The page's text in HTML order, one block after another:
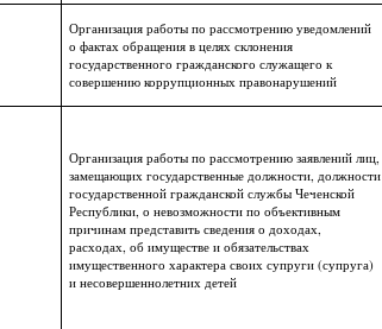
Организация работы по рассмотрению уведомлений
о фактах обращения в целях склонения
государственного гражданского служащего к
совершению коррупционных правонарушений
Организация работы по рассмотрению заявлений лиц,
замещающих государственные должности, должности
государственной гражданской службы Чеченской
Республики, о невозможности по объективным
причинам представить сведения о доходах,
расходах, об имуществе и обязательствах
имущественного характера своих супруги (супруга)
и несовершеннолетних детей